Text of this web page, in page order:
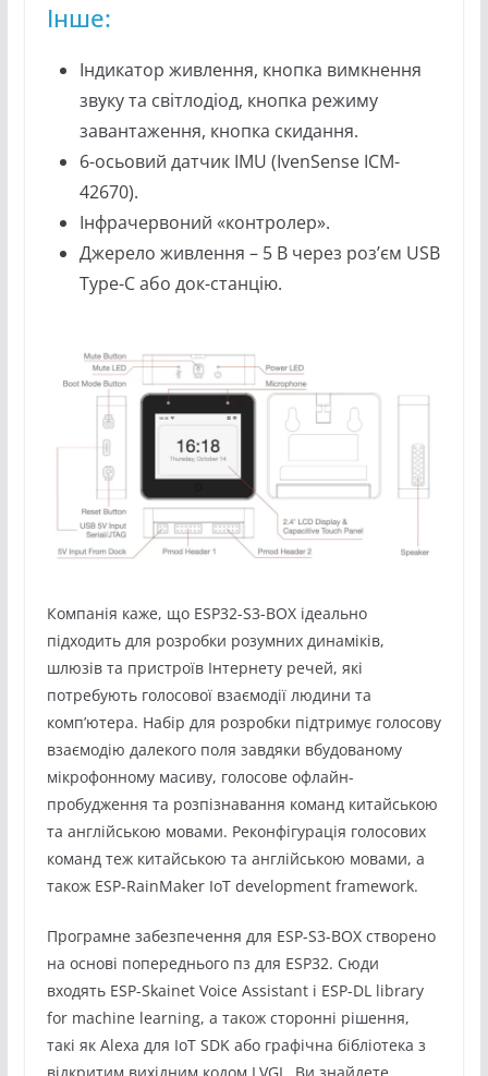
Інше:
Індикатор живлення, кнопка вимкнення
звуку та світлодіод, кнопка режиму
завантаження, кнопка скидання.
6-осьовий датчик IMU (IvenSense ICM-
42670).
Інфрачервоний «контролер».
Джерело живлення – 5 В через роз’єм USB
Type-C або док-станцію.
Компанія каже, що ESP32-S3-BOX ідеально
підходить для розробки розумних динаміків,
шлюзів та пристроїв Інтернету речей, які
потребують голосової взаємодії людини та
комп’ютера. Набір для розробки підтримує голосову
взаємодію далекого поля завдяки вбудованому
мікрофонному масиву, голосове офлайн-
пробудження та розпізнавання команд китайською
та англійською мовами. Реконфігурація голосових
команд теж китайською та англійською мовами, а
також ESP-RainMaker IoT development framework.
Програмне забезпечення для ESP-S3-BOX створено
на основі попереднього пз для ESP32. Сюди
входять ESP-Skainet Voice Assistant і ESP-DL library
for machine learning, а також сторонні рішення,
такі як Alexa для IoT SDK або графічна бібліотека з